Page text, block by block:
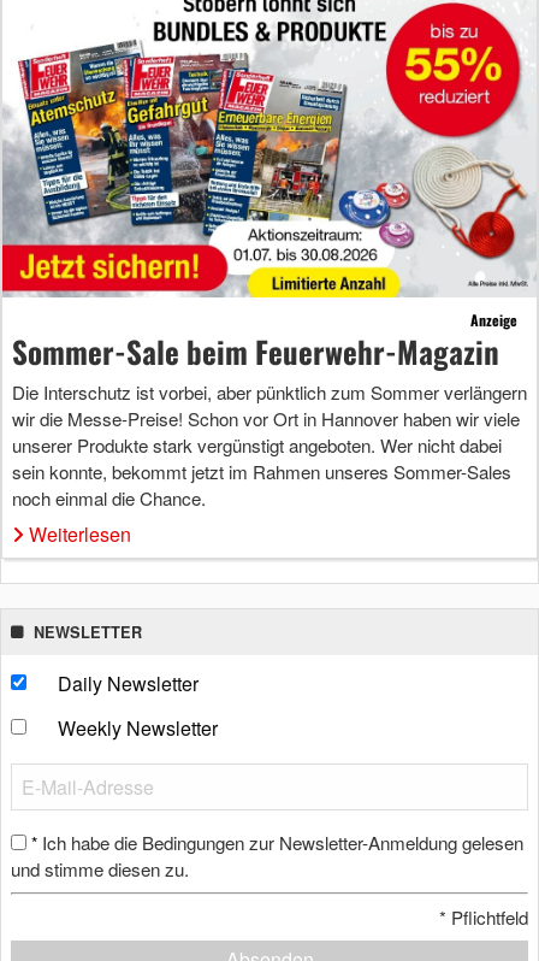
Anzeige
Sommer-Sale beim Feuerwehr-Magazin
Die Interschutz ist vorbei, aber pünktlich zum Sommer verlängern
wir die Messe-Preise! Schon vor Ort in Hannover haben wir viele
unserer Produkte stark vergünstigt angeboten. Wer nicht dabei
sein konnte, bekommt jetzt im Rahmen unseres Sommer-Sales
noch einmal die Chance.
Weiterlesen
NEWSLETTER
Daily Newsletter
Weekly Newsletter
* Ich habe die Bedingungen zur Newsletter-Anmeldung gelesen
und stimme diesen zu.
* Pflichtfeld